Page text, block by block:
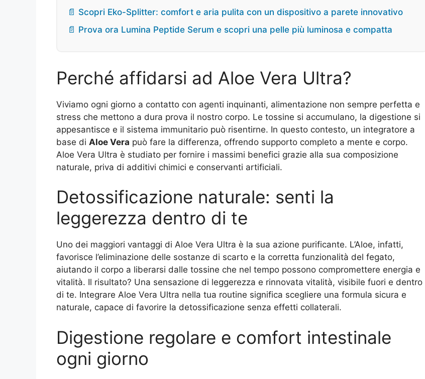
📄 Scopri Eko-Splitter: comfort e aria pulita con un dispositivo a parete innovativo
📄 Prova ora Lumina Peptide Serum e scopri una pelle più luminosa e compatta
Perché affidarsi ad Aloe Vera Ultra?
Viviamo ogni giorno a contatto con agenti inquinanti, alimentazione non sempre perfetta e
stress che mettono a dura prova il nostro corpo. Le tossine si accumulano, la digestione si
appesantisce e il sistema immunitario può risentirne. In questo contesto, un integratore a
base di Aloe Vera può fare la differenza, offrendo supporto completo a mente e corpo.
Aloe Vera Ultra è studiato per fornire i massimi benefici grazie alla sua composizione
naturale, priva di additivi chimici e conservanti artificiali.
Detossificazione naturale: senti la
leggerezza dentro di te
Uno dei maggiori vantaggi di Aloe Vera Ultra è la sua azione purificante. L’Aloe, infatti,
favorisce l’eliminazione delle sostanze di scarto e la corretta funzionalità del fegato,
aiutando il corpo a liberarsi dalle tossine che nel tempo possono compromettere energia e
vitalità. Il risultato? Una sensazione di leggerezza e rinnovata vitalità, visibile fuori e dentro
di te. Integrare Aloe Vera Ultra nella tua routine significa scegliere una formula sicura e
naturale, capace di favorire la detossificazione senza effetti collaterali.
Digestione regolare e comfort intestinale
ogni giorno